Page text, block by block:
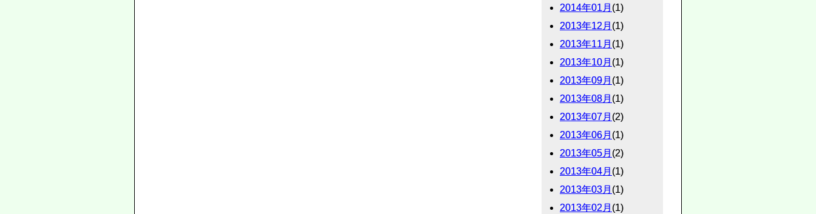
2014年01月 (1)
2013年12月 (1)
2013年11月 (1)
2013年10月 (1)
2013年09月 (1)
2013年08月 (1)
2013年07月 (2)
2013年06月 (1)
2013年05月 (2)
2013年04月 (1)
2013年03月 (1)
2013年02月 (1)